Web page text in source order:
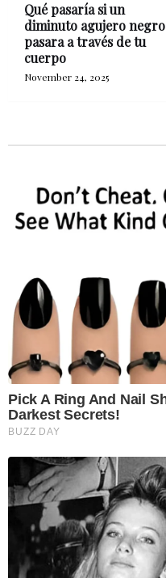
Qué pasaría si un
diminuto agujero negro
pasara a través de tu
cuerpo
November 24, 2025